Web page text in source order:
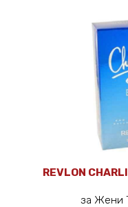
REVLON
за Жени